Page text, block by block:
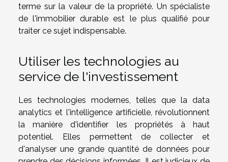
terme sur la valeur de la propriété. Un spécialiste
de l'immobilier durable est le plus qualifié pour
traiter ce sujet indispensable.
Utiliser les technologies au
service de l'investissement
Les technologies modernes, telles que la data
analytics et l'intelligence artificielle, révolutionnent
la manière d'identifier les propriétés à haut
potentiel. Elles permettent de collecter et
d'analyser une grande quantité de données pour